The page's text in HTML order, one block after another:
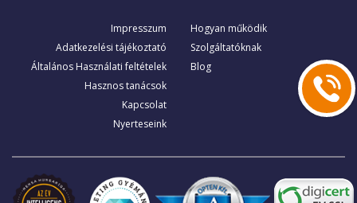
Impresszum
Adatkezelési tájékoztató
Általános Használati feltételek
Hasznos tanácsok
Kapcsolat
Nyerteseink
Hogyan működik
Szolgáltatóknak
Blog